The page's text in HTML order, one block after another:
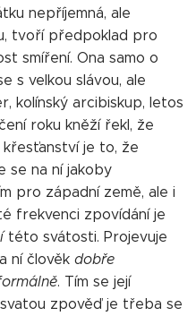
nepříjemná, ale
tvoří předpoklad pro
smíření. Ona samo o
s velkou slávou, ale
kolínský arcibiskup, letos
roku kněží řekl, že
je to, že
se na ní jakoby
pro západní země, ale i
frekvenci zpovídání je
této svátosti. Projevuje
ní člověk dobře
. Tím se její
zpověď je třeba se